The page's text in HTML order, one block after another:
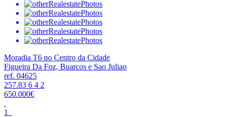
Moradia T6 no Centro da Cidade
Figueira Da Foz, Buarcos e Sao Juliao
ref. 04625
257.83 6 4 2
650.000€
1